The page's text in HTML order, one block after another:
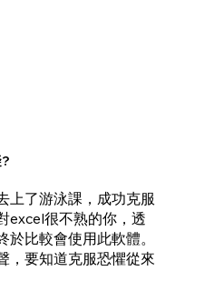
上了游泳課，成功克服
excel很不熟的你，透
比較會使用此軟體。
，要知道克服恐懼從來